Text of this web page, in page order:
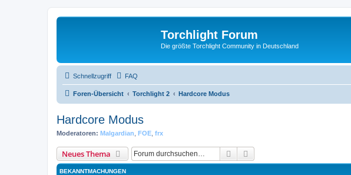
Torchlight Forum
Die größte Torchlight Community in Deutschland
Schnellzugriff FAQ
Foren-Übersicht Torchlight 2 Hardcore Modus
Hardcore Modus
Moderatoren: Malgardian FOE frx
Neues Thema Suche
BEKANNTMACHUNGEN